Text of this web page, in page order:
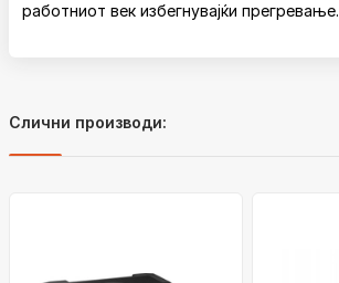
работниот век избегнувајќи прегревање.
Слични производи: